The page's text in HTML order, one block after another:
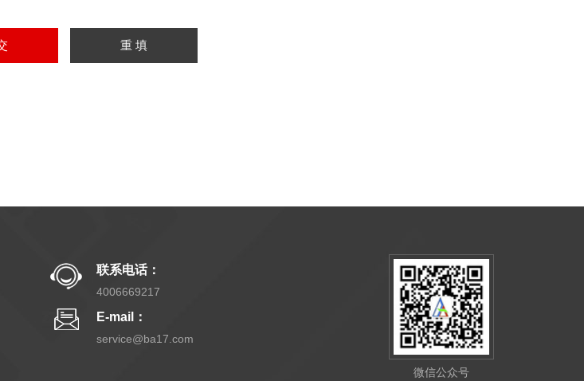
联系电话：
4006669217
E-mail：
service@ba17.com
微信公众号